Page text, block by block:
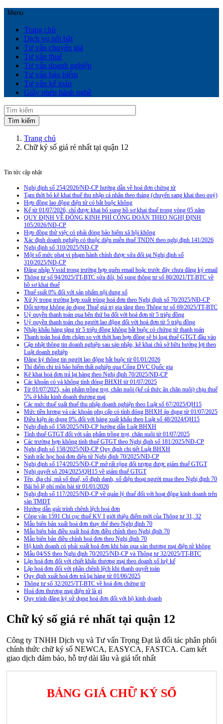
Menu
Trang chủ
Dịch vụ nổi bật
Tư vấn chuyển giá
Tư vấn thuế
Tư vấn doanh nghiệp
Tư vấn bảo hiểm
Tư vấn kế toán
Giấy phép hành nghề
Trang chủ
Chữ ký số giá rẻ nhất tại quận 12
Tin tức cập nhật
Nghị định số 254/2026/NĐ-CP hướng dẫn về hoá đơn chứng từ
Tạm thời bỏ kê khai thuế thu nhập cá nhân theo tháng (chuyển sang khai theo quý)
Hợp đồng lao động điện tử có bắt buộc không
Kể từ 01/07/2026, chỉ được khai bổ sung hồ sơ khai thuế trong vòng 05 năm
QUY ĐỊNH VỀ ĐÓNG KINH PHÍ CÔNG ĐOÀN THEO NGHỊ ĐỊNH
105/2026/NĐ-CP
Hợp đồng thử việc có phải đóng bảo hiểm xã hội không
Xác định doanh nghiệp có thuộc diện miễn thuế TNDN theo nghị định 141/2026
Nghị định số 310/2025/NĐ-CP
Một số mức phạt vi phạm hành chính được sửa đổi tại Nghị định số
310/2025/NĐ-CP
Đăng nhập Vssid trong trường hợp quên email hoặc trước đây chưa đăng ký email
Thông tư số 94/2025/TT-BTC sửa đổi, bổ sung thông tư số 80/2021/TT-BTC về
hồ sơ khai thuế
Thuế suất 0% đối với sản phẩm nội dung số
Xử lý trong trường hợp xuất trùng hoá đơn theo Nghị định số 70/2025/NĐ-CP
Đối tượng không áp dụng Thuế giá trị gia tăng theo Thông tư số 69/2025/TT-BTC
Uỷ quyền thanh toán qua bên thứ ba đối với hoá đơn từ 5 triệu đồng
Uỷ quyền thanh toán cho người lao động đối với hoá đơn từ 5 triệu đồng
Nhập khẩu hàng tặng từ 5 triệu đồng không bắt buộc có chứng từ thanh toán
Thanh toán hoá đơn chậm so với thời hạn hợp đồng sẽ bị loại thuế GTGT đầu vào
Cập nhật thông tin doanh nghiệp sau sáp nhập, kê khai chủ sở hữu hưởng lợi theo
Luật doanh nghiệp
Đăng ký thông tin người lao động bắt buộc từ 01/01/2026
Thí điểm chi trả bảo hiểm thất nghiệp qua Cổng DVC Quốc gia
Kê khai hoá đơn trả lại hàng theo Nghị định 70/2025/NĐ-CP
Các khoản có và không tính đóng BHXH từ 01/07/2025
Từ 01/07/2025, sản phẩm trồng trọt, chăn nuôi (kể cả thức ăn chăn nuôi) chịu thuế
5% ở khâu kinh doanh thương mại
Các mức thuế suất thuế thu nhập doanh nghiệp theo Luật số 67/2025/QH15
Mức tiền lương và các khoản phụ cấp có tính đóng BHXH áp dụng từ 01/07/2025
Điều kiện áp dụng 0% đối với hàng xuất khẩu theo Luật số 48/2024/QH15
Nghị định số 158/2025/NĐ-CP hướng dẫn Luật BHXH
Tính thuế GTGT đối với sản phẩm trồng trọt, chăn nuôi từ 01/07/2025
Các trường hợp không tính thuế GTGT theo Nghị định số 181/2025/NĐ-CP
Nghị định số 158/2025/NĐ-CP Quy định chi tiết Luật BHXH
Sinh trắc học hoá đơn điện tử Nghị định 70/2025/NĐ-CP
Nghị định số 174/2025/NĐ-CP mở rất rộng đối tượng được giảm thuế GTGT
Nghị quyết sô 204/2025/QH15 về giảm thuế GTGT
Tên, địa chỉ, mã số thuế, số định danh, số điện thoại người mua theo Nghị định 70
Bãi bỏ lệ phí môn bài từ 01/01/2026
Nghị định số 117/2025/NĐ-CP về quản lý thuế đối với hoạt động kinh doanh trên
sàn TMĐT
Hướng dẫn giải trình chênh lệch hoá đơn
Công văn 1591 Chi cục thuế KV I giới thiệu điểm mới của Thông tư 31, 32
Mẫu biên bản xuất hoá đơn thay thế theo Nghị định 70
Mẫu biên bản điều xuất hoá đơn điều chỉnh theo Nghị định 70
Mẫu biên bản điều chỉnh hoá đơn theo Nghị định 70
Hộ kinh doanh có phải xuất hoá đơn khi bán qua sàn thương mại điện tử không
Mẫu 04/SS theo Nghi định 70/2025/NĐ-CP và Thông tư 32/2025/TT-BTC
Lập hoá đơn đối với chiết khấu thương mại theo doanh số luỹ kế
Lập hoá đơn đối với phần chênh lệch khi thanh quyết toán
Quy định xuất hoá đơn trả lại hàng từ 01/06/2025
Thông tư số 32/2025/TT-BTC về hoá đơn chứng từ
Hoá đơn thương mại điện tử là gì
Quy trình đăng ký sử dụng hoá đơn đối với hộ kinh doanh
Chữ ký số giá rẻ nhất tại quận 12
Công ty TNHH Dịch vụ và Tư vấn Trọng Đạt là đối tác phân phối
chính thức chữ ký số NEWCA, EASYCA, FASTCA. Cam kết
giao dịch đảm bảo, hỗ trợ dài lâu và giá tốt nhất
BẢNG GIÁ CHỮ KÝ SỐ